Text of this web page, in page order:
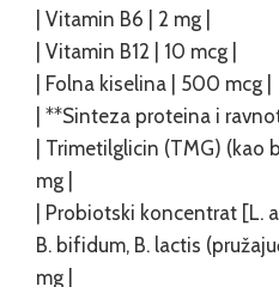
| Vitamin B6 | 2 mg |
| Vitamin B12 | 10 mcg |
| Folna kiselina | 500 mcg |
| **Sinteza proteina i
| Trimetilglicin (TMG)
mg |
| Probiotski koncentrat [L.
B. bifidum, B. lactis
mg |